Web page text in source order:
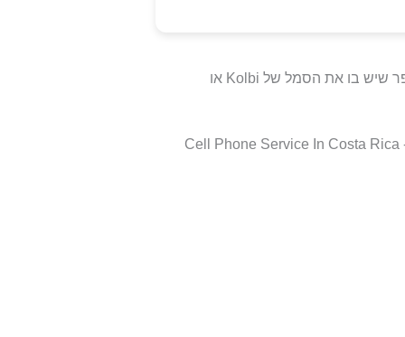
לאחר האקטיבציה ניתן להטעין את הסים בכל קיוסק או סופר שיש בו את הסמל של Kolbi או